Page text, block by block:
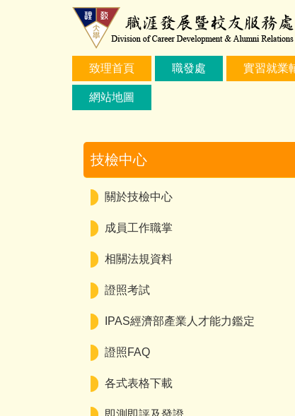
致理首頁 職發處 實習就業
網站地圖
技檢中心
關於技檢中心
成員工作職掌
相關法規資料
證照考試
IPAS經濟部產業人才能力鑑定
證照FAQ
各式表格下載